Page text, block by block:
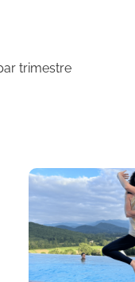
trimestre